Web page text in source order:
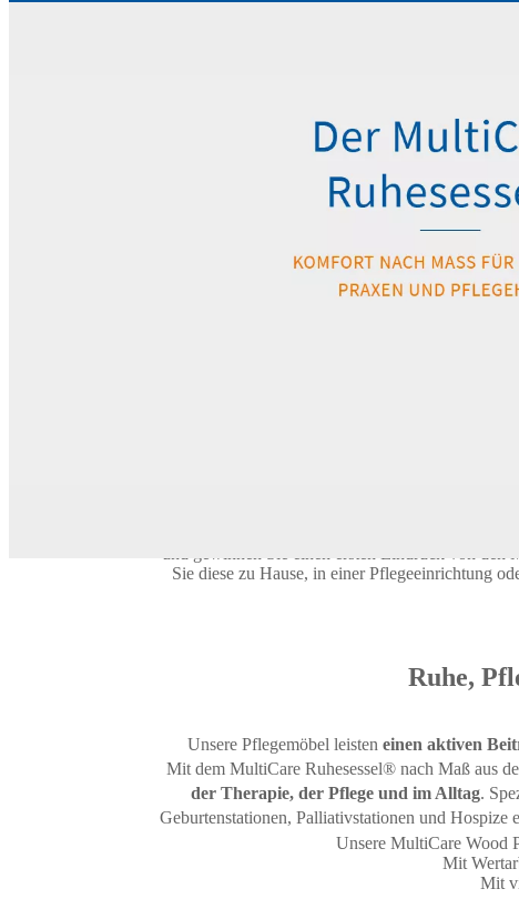
Sie diese zu Hause, in einer Pflegeeinrichtung
Ruhe,
Unsere Pflegemöbel leisten einen aktiven
Mit dem MultiCare Ruhesessel® nach Maß aus
der Therapie, der Pflege und im Alltag.
Geburtenstationen, Palliativstationen und Hospize
Unsere MultiCare Wood
Mit
Mit